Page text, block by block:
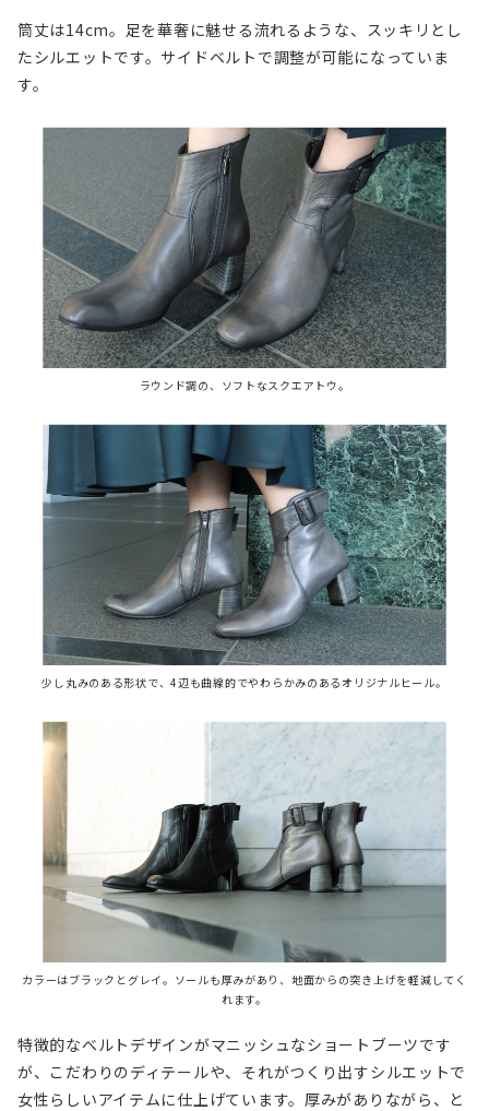
筒丈は14cm。足を華奢に魅せる流れるような、スッキリとし
たシルエットです。サイドベルトで調整が可能になっていま
す。
ラウンド調の、ソフトなスクエアトウ。
少し丸みのある形状で、4辺も曲線的でやわらかみのあるオリジナルヒール。
カラーはブラックとグレイ。ソールも厚みがあり、地面からの突き上げを軽減してく
れます。
特徴的なベルトデザインがマニッシュなショートブーツです
が、こだわりのディテールや、それがつくり出すシルエットで
女性らしいアイテムに仕上げています。厚みがありながら、と